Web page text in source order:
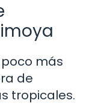
más
de
tropicales.